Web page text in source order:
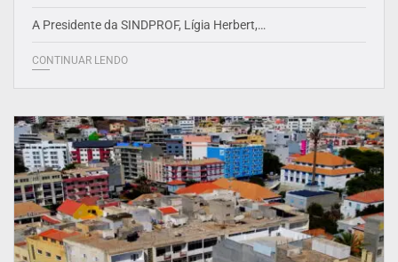
A Presidente da SINDPROF, Lígia Herbert,…
CONTINUAR LENDO